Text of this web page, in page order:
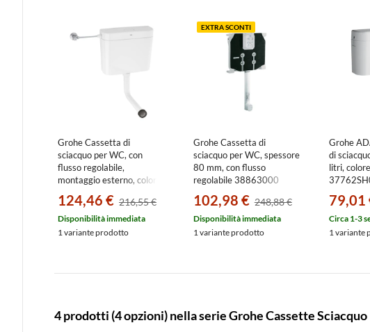
Grohe Cassetta di
sciacquo per WC, con
flusso regolabile,
montaggio esterno, colore
124,46 € 216,55 €
Disponibilità immediata
1 variante prodotto
EXTRA SCONTI
Grohe Cassetta di
sciacquo per WC, spessore
80 mm, con flusso
regolabile 38863000
102,98 € 248,88 €
Disponibilità immediata
1 variante prodotto
Grohe
di
litri,
79,01
Circa 1-3
1 variante
4 prodotti (4 opzioni) nella serie Grohe Cassette Sciacquo